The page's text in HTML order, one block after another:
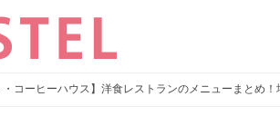
・コーヒーハウス】洋食レストランのメニューまとめ！